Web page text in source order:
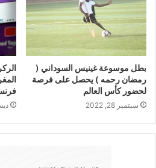
بطل موسوعة غينيس السوداني (
رمضان رحمه ) يحصل على فرصة
لحضور كأس العالم
سبتمبر 28, 2022